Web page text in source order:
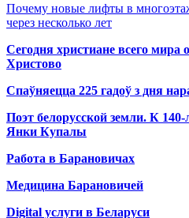
Почему новые лифты в
через несколько лет
Сегодня христиане всего мира
Христово
Спаўняецца 225 гадоў з дня
Поэт белорусской земли. К
Янки Купалы
Работа в Барановичах
Медицина Барановичей
Digital услуги в Беларуси